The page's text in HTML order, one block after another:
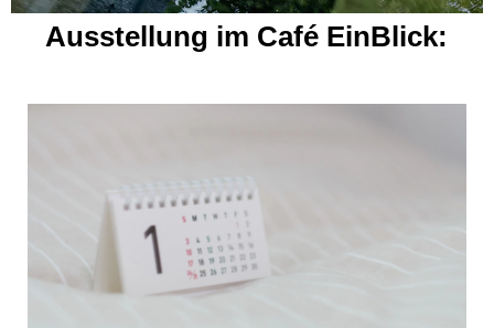
Ausstellung im Café EinBlick: